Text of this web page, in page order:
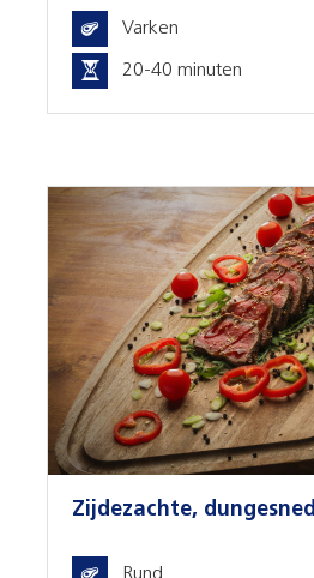
Varken
20-40 minuten
Zijdezachte,